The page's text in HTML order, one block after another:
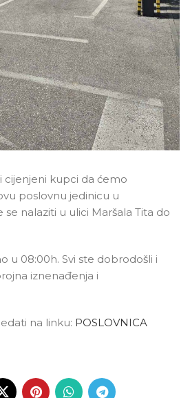
cijenjeni kupci da ćemo
poslovnu jedinicu u
se nalaziti u ulici Maršala Tita do
u 08:00h. Svi ste dobrodošli i
iznenađenja i
na linku: POSLOVNICA